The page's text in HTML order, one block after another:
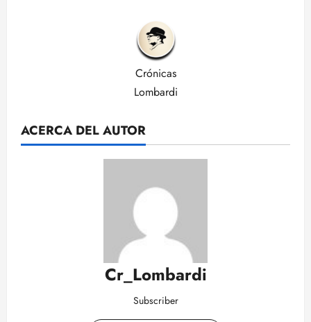
Crónicas
Lombardi
ACERCA DEL AUTOR
Cr_Lombardi
Subscriber